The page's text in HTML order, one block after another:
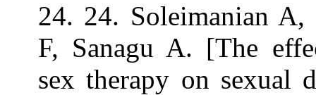
24. 24.
F, Sanagu A.
sex therapy on